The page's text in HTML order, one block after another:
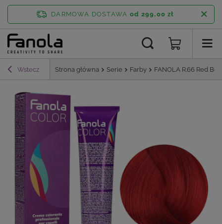
DARMOWA DOSTAWA od 299,00 zł
Wstecz Strona główna Serie Farby FANOLA R.66 Red